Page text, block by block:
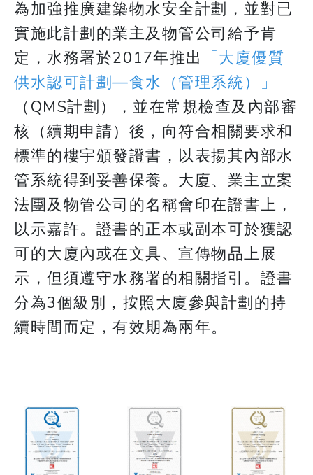
​​​​​​​為加強推廣建築物水安全計劃，並對已
實施此計劃的業主及物管公司給予肯
定，水務署於2017年推出 「大廈優質
供水認可計劃—食水（管理系統）」
（QMS計劃），並在常規檢查及內部審
核（續期申請）後，向符合相關要求和
標準的樓宇頒發證書，以表揚其內部水
管系統得到妥善保養。大廈、業主立案
法團及物管公司的名稱會印在證書上，
以示嘉許。證書的正本或副本可於獲認
可的大廈內或在文具、宣傳物品上展
示，但須遵守水務署的相關指引。證書
分為3個級別，按照大廈參與計劃的持
續時間而定，有效期為兩年。